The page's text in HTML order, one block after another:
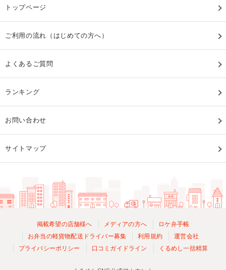
トップページ
ご利用の流れ（はじめての方へ）
よくあるご質問
ランキング
お問い合わせ
サイトマップ
掲載希望の店舗様へ メディアの方へ
ロケ弁手帳
お弁当の軽貨物配送ドライバー募集
利用規約
運営会社
プライバシーポリシー
口コミガイドライン くるめし一括精算